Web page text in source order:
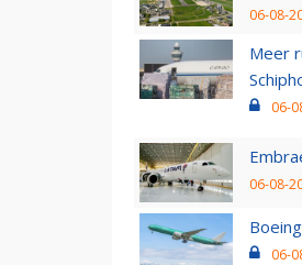
06-08-
Meer
06-
06-08-
06-